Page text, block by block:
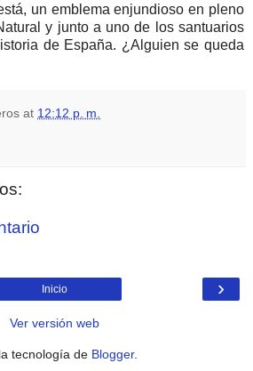
un emblema enjundioso en pleno
y junto a uno de los santuarios
de España. ¿Alguien se queda
at 12:12 p. m.
›
Inicio
Ver versión web
tecnología de Blogger.